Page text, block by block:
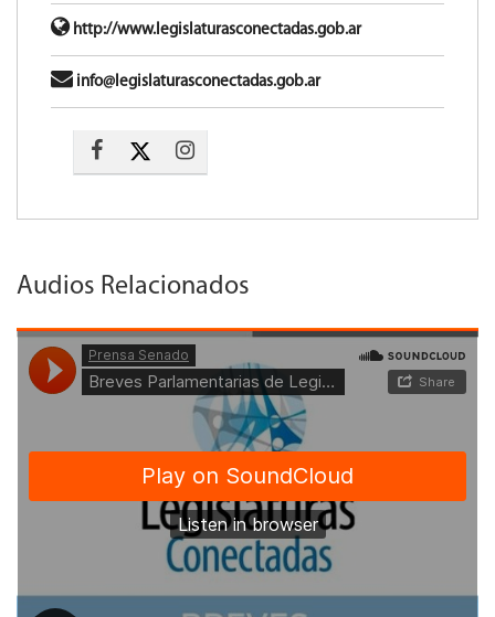
http://www.legislaturasconectadas.gob.ar
info@legislaturasconectadas.gob.ar
Audios Relacionados